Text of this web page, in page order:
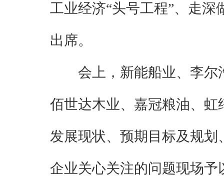
工业经济“头号工程”、走
出席。
会上，新能船业、李
佰世达木业、嘉冠粮油、
发展现状、预期目标及规
企业关心关注的问题现场